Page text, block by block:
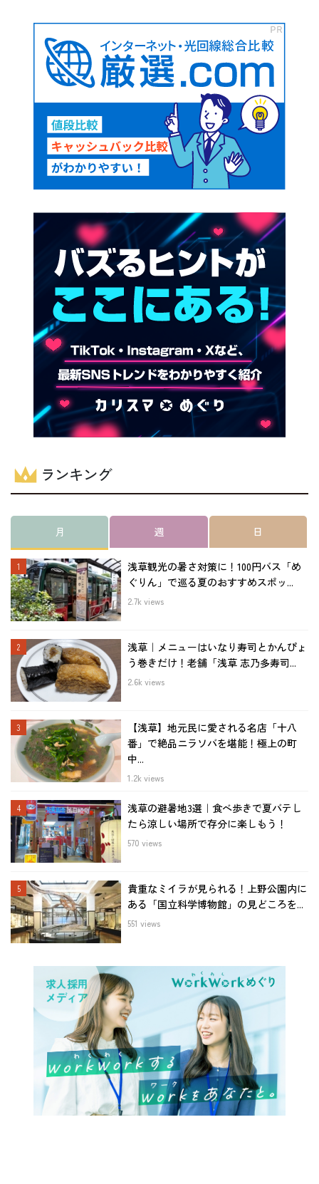
ランキング
月 週 日
浅草観光の暑さ対策に！100円バス「め
ぐりん」で巡る夏のおすすめスポッ...
2.7k views
浅草｜メニューはいなり寿司とかんぴょ
う巻きだけ！老舗「浅草 志乃多寿司...
2.6k views
【浅草】地元民に愛される名店「十八
番」で絶品ニラソバを堪能！極上の町
中...
1.2k views
浅草の避暑地3選｜食べ歩きで夏バテし
たら涼しい場所で存分に楽しもう！
570 views
貴重なミイラが見られる！上野公園内に
ある「国立科学博物館」の見どころを...
551 views